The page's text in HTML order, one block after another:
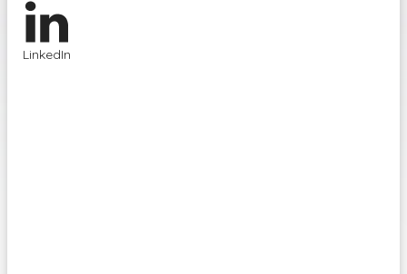
LinkedIn